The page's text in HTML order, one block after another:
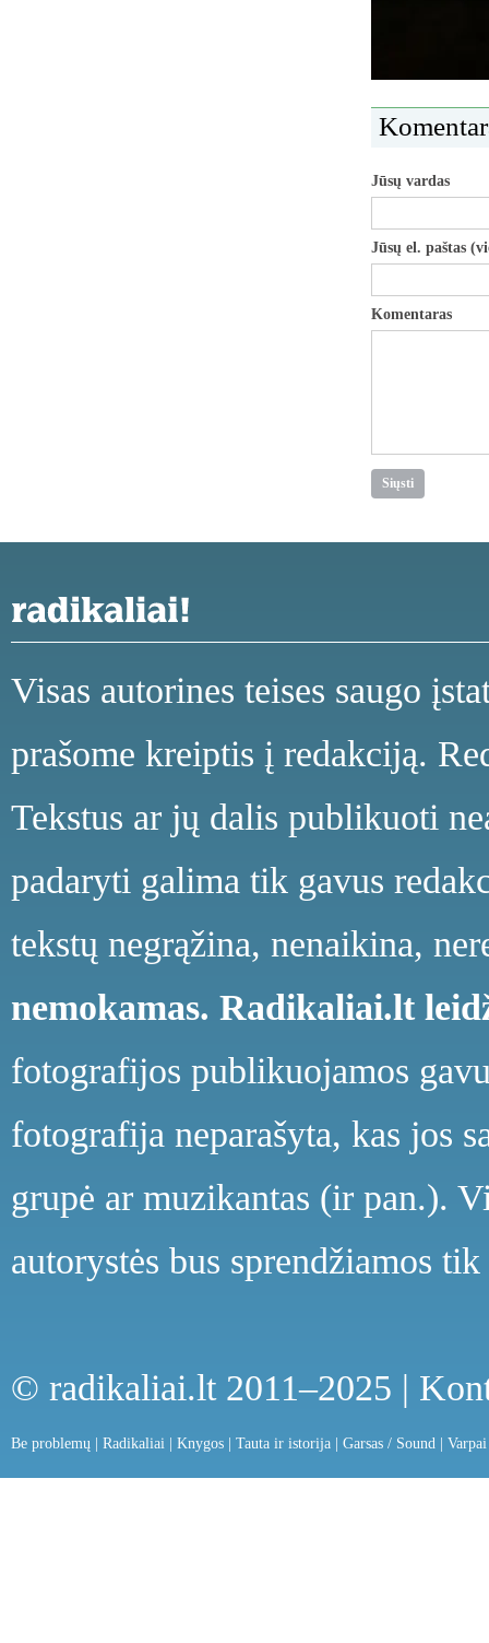
Jūsų vardas
Jūsų el. paštas
Komentaras
Visas autorines teises saugo
prašome kreiptis į redakciją.
Tekstus ar jų dalis publikuoti
padaryti galima tik gavus
tekstų negrąžina, nenaikina,
nemokamas. Radikaliai.lt
fotografijos publikuojamos
fotografija neparašyta, kas jos
grupė ar muzikantas (ir pan.).
autorystės bus sprendžiamos
© radikaliai.lt 2011–2025 |
Be problemų Radikaliai Knygos Tauta ir istorija Garsas / Sound Varpai